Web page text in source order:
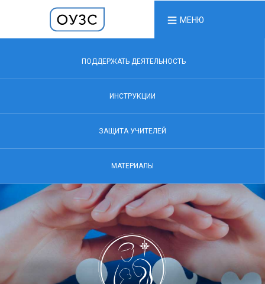
МЕНЮ
ПОДДЕРЖАТЬ ДЕЯТЕЛЬНОСТЬ
ИНСТРУКЦИИ
ЗАЩИТА УЧИТЕЛЕЙ
МАТЕРИАЛЫ